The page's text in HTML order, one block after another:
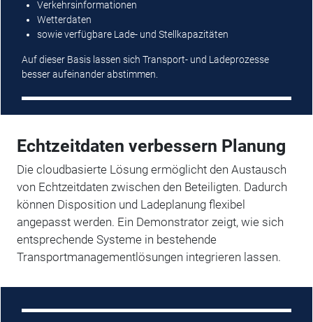
Verkehrsinformationen
Wetterdaten
sowie verfügbare Lade- und Stellkapazitäten
Auf dieser Basis lassen sich Transport- und Ladeprozesse
besser aufeinander abstimmen.
Echtzeitdaten verbessern Planung
Die cloudbasierte Lösung ermöglicht den Austausch
von Echtzeitdaten zwischen den Beteiligten. Dadurch
können Disposition und Ladeplanung flexibel
angepasst werden. Ein Demonstrator zeigt, wie sich
entsprechende Systeme in bestehende
Transportmanagementlösungen integrieren lassen.